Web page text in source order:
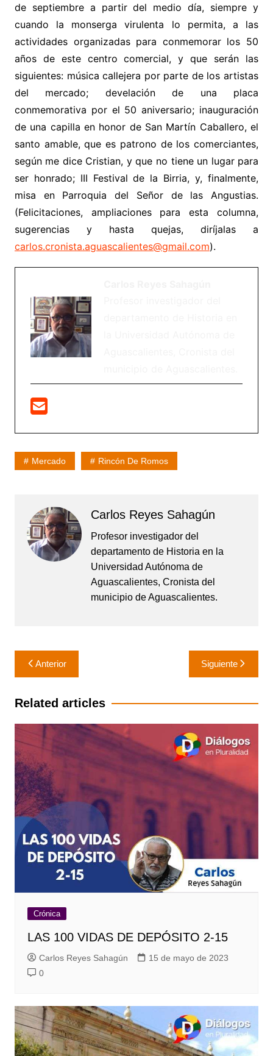
de septiembre a partir del medio día, siempre y
cuando la monserga virulenta lo permita, a las
actividades organizadas para conmemorar los 50
años de este centro comercial, y que serán las
siguientes: música callejera por parte de los artistas
del mercado; develación de una placa
conmemorativa por el 50 aniversario; inauguración
de una capilla en honor de San Martín Caballero, el
santo amable, que es patrono de los comerciantes,
según me dice Cristian, y que no tiene un lugar para
ser honrado; III Festival de la Birria, y, finalmente,
misa en Parroquia del Señor de las Angustias.
(Felicitaciones, ampliaciones para esta columna,
sugerencias y hasta quejas, diríjalas a
carlos.cronista.aguascalientes@gmail.com).
Mercado Rincón De Romos
Carlos Reyes Sahagún
Profesor investigador del
departamento de Historia en la
Universidad Autónoma de
Aguascalientes, Cronista del
municipio de Aguascalientes.
Navegación
de
entradas
Anterior Siguiente
Related articles
Crónica
LAS 100 VIDAS DE DEPÓSITO 2-15
Carlos Reyes Sahagún
15 de mayo de 2023
0